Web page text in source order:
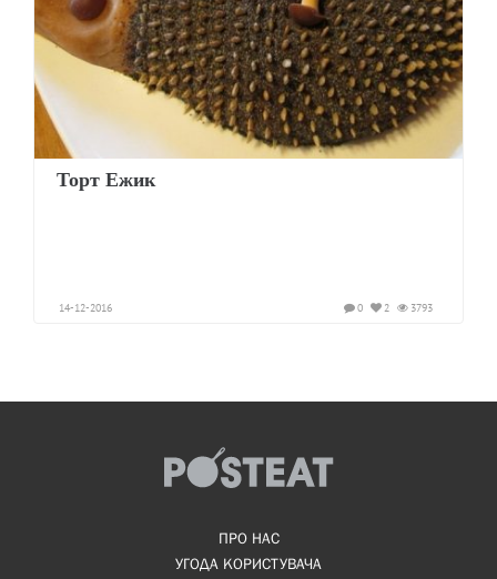
Торт Ежик
14-12-2016 3793
2
0
ПРО НАС
УГОДА КОРИСТУВАЧА